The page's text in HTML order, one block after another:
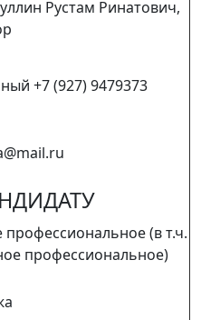
Рустам Ринатович,
+7 (927) 9479373
профессиональное (в т.ч.
профессиональное)